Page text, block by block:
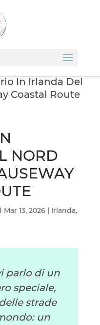
In Irlanda Del
Coastal Route
NORD
13, 2026| Irlanda,
parlo di un
speciale,
strade
un